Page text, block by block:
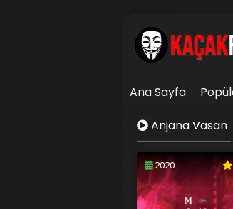
Ana Sayfa
İletişimAnjana Vasan
2020